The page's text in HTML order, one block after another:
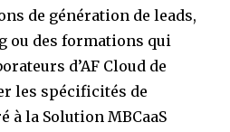
de génération de leads,
ou des formations qui
d’AF Cloud de
les spécificités de
à la Solution MBCaaS